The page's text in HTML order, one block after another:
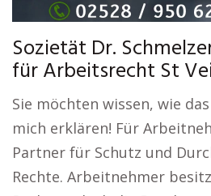
Sozietät Dr.
für Arbeitsrecht St
Sie möchten wissen, wie
mich erklären! Für
Partner für Schutz und
Rechte. Arbeitnehmer